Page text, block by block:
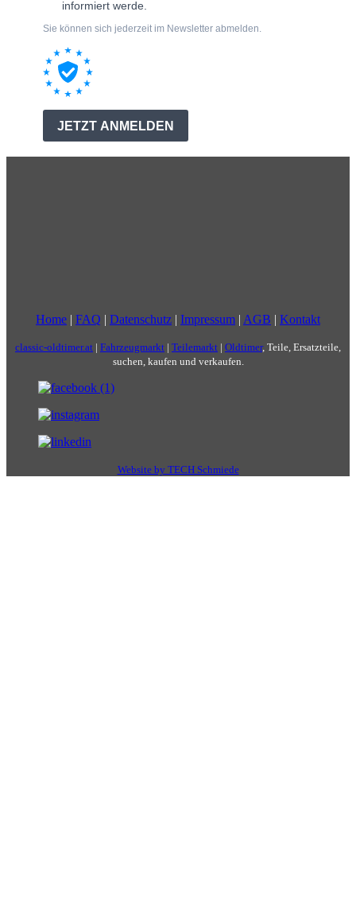
Home | FAQ | Datenschutz | Impressum | AGB | Kontakt
classic-oldtimer.at | Fahrzeugmarkt | Teilemarkt | Oldtimer, Teile, Ersatzteile,
suchen, kaufen und verkaufen.
Website by TECH Schmiede